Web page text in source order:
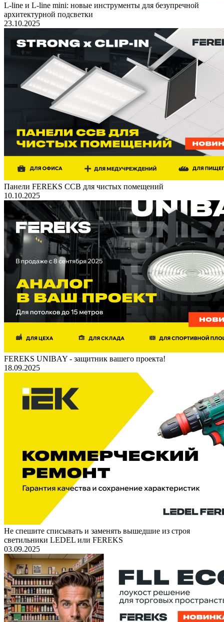
L-line и L-line mini: новые инструменты для безупречной
архитектурной подсветки
23.10.2025
Панели FEREKS ССВ для чистых помещений
10.10.2025
FEREKS UNIBAY - защитник вашего проекта!
18.09.2025
Не спешите списывать и заменять вышедшие из строя
светильники LEDEL или FEREKS
03.09.2025